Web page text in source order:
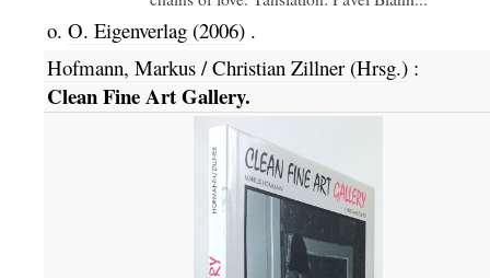
o. O. Eigenverlag (2006) .
Hofmann, Markus / Christian Zillner (Hrsg.):
Clean Fine Art Gallery.